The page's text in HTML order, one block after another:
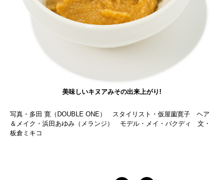
美味しいキヌアみその出来上がり!
写真・多田 寛（DOUBLE ONE） スタイリスト・仮屋薗寛子 ヘア
＆メイク・浜田あゆみ（メランジ） モデル・メイ・パクディ 文・
板倉ミキコ